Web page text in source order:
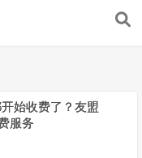
始收费了？友盟
服务